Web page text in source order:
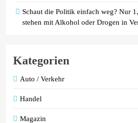
Schaut die Politik einfach weg? Nur
stehen mit Alkohol oder Drogen in
Kategorien
Auto / Verkehr
Handel
Magazin